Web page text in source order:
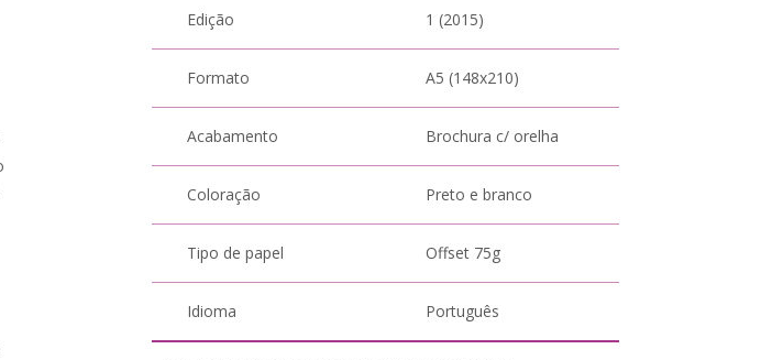
Edição 1 (2015)
Formato A5 (148x210)
Acabamento Brochura c/ orelha
Coloração Preto e branco
Tipo de papel Offset 75g
Idioma Português